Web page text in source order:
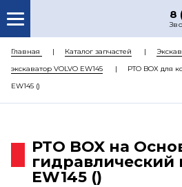
8
О НАС
КАТАЛОГ
РЕМОНТ
ЦЕНЫ
Главная Каталог запчастей
экскаватор VOLVO EW145
PTO BOX для
EW145 ()
PTO BOX на
гидравлический
EW145 ()